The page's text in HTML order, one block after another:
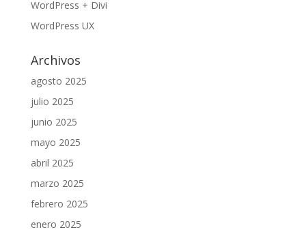
WordPress + Divi
WordPress UX
Archivos
agosto 2025
julio 2025
junio 2025
mayo 2025
abril 2025
marzo 2025
febrero 2025
enero 2025